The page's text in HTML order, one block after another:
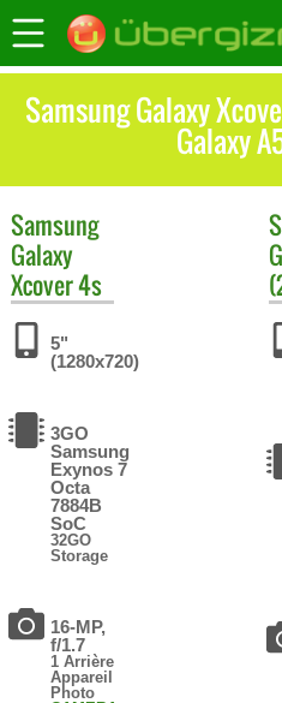
Samsung Galaxy
Galaxy
Samsung
Galaxy
Xcover 4s
5"
(1280x720)
3GO
Samsung
Exynos 7
Octa
7884B
SoC
32GO
Storage
16-MP,
f/1.7
1 Arrière
Appareil
Photo